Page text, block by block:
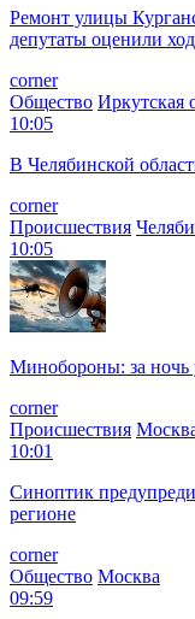
Ремонт улицы
депутаты оценили
corner
Общество Иркутская
10:05
В Челябинской
corner
Происшествия
10:05
Минобороны: за
corner
Происшествия
10:01
Синоптик
регионе
corner
Общество Москва
09:59